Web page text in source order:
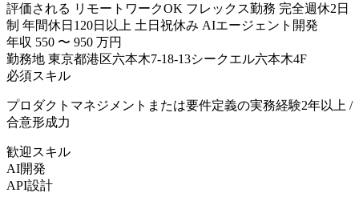
評価される リモートワークOK フレックス勤務 完全週休2日
制 年間休日120日以上 土日祝休み AIエージェント開発
年収 550 〜 950 万円
勤務地 東京都港区六本木7-18-13シークエル六本木4F
必須スキル
プロダクトマネジメントまたは要件定義の実務経験2年以上 /
合意形成力
歓迎スキル
AI開発
API設計